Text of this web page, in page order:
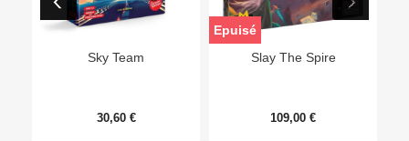
Sky Team
30,60 €
Slay The Spire
109,00 €
Epuisé